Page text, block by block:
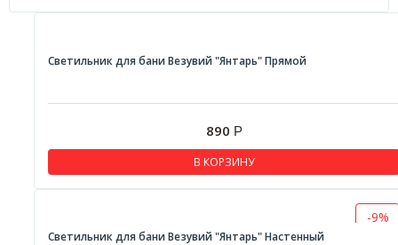
Светильник для бани Везувий "Янтарь" Прямой
890 Р
В КОРЗИНУ
-9%
Светильник для бани Везувий "Янтарь" Настенный